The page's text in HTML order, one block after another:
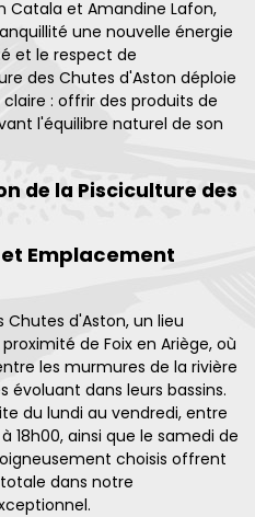
Catala et Amandine Lafon,
une nouvelle énergie
et le respect de
des Chutes d'Aston déploie
: offrir des produits de
l'équilibre naturel de son
de la Pisciculture des
Emplacement
Chutes d'Aston, un lieu
de Foix en Ariège, où
les murmures de la rivière
évoluant dans leurs bassins.
du lundi au vendredi, entre
18h00, ainsi que le samedi de
choisis offrent
dans notre